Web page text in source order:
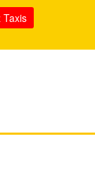
Taxis